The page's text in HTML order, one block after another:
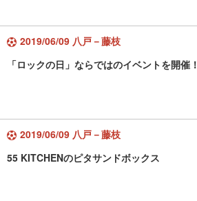
2019/06/09 八戸－藤枝
「ロックの日」ならではのイベントを開催！
2019/06/09 八戸－藤枝
55 KITCHENのピタサンドボックス